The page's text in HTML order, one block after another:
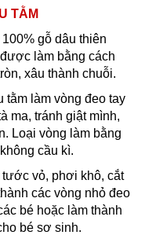
TẰM
gỗ dâu thiên
làm bằng cách
xâu thành chuỗi.
tằm làm vòng đeo tay
ma, tránh giật mình,
Loại vòng làm bằng
cầu kì.
vỏ, phơi khô, cắt
các vòng nhỏ đeo
bé hoặc làm thành
bé sơ sinh.